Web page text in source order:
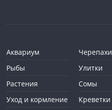
Аквариум
Рыбы
Растения
Уход и кормление
Черепахи
Улитки
Сомы
Креветки